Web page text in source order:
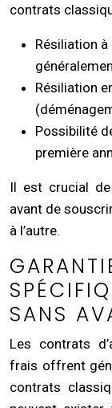
contrats
Résiliation à
Résiliation
Possibilité
première
Il est crucial
avant de
à l’autre.
SANS
Les contrats
frais offrent
contrats